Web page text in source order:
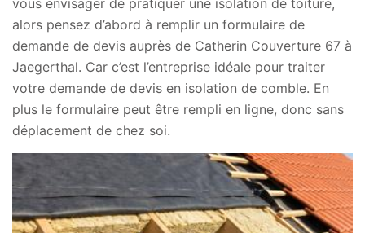
vous envisager de pratiquer une isolation de toiture,
alors pensez d’abord à remplir un formulaire de
demande de devis auprès de Catherin Couverture 67 à
Jaegerthal. Car c’est l’entreprise idéale pour traiter
votre demande de devis en isolation de comble. En
plus le formulaire peut être rempli en ligne, donc sans
déplacement de chez soi.